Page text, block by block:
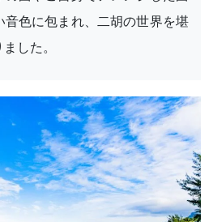
音色に包まれ、二胡の世界を堪
した。